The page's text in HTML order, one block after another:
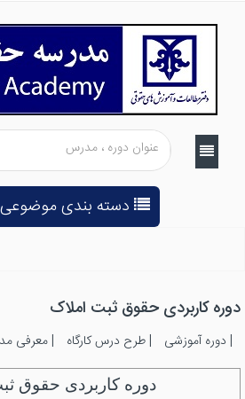
دوره کاربردی حقوق ثبت املاک
| دوره آموزشی | طرح درس کارگاه | معرفی
دوره کاربردی حقوق